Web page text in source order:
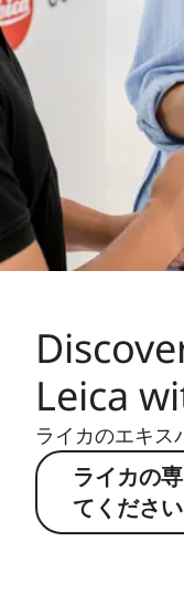
Leica
ライカのエキス
ライカの
てください